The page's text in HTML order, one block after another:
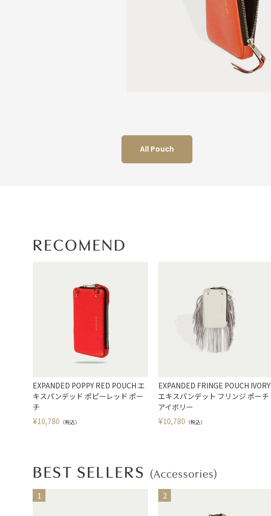
All Pouch
RECOMEND
EXPANDED POPPY RED POUCH エ
キスパンデッド ポピーレッド ポー
チ
¥10,780 （税込）
EXPANDED FRINGE POUCH IVORY
エキスパンデット フリンジ ポーチ
アイボリー
¥10,780 （税込）
BEST SELLERS (Accessories)